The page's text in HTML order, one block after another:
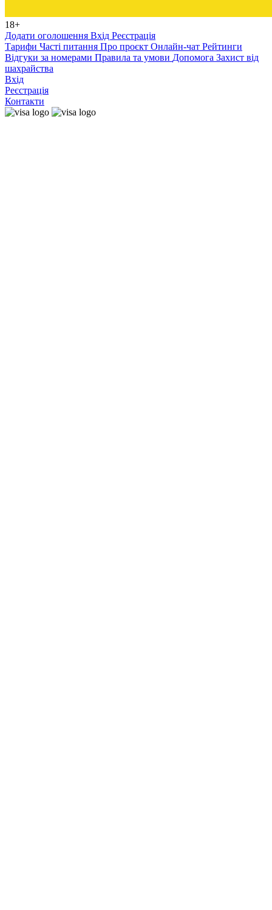
18+
Додати оголошення Вхід Реєстрація
Тарифи Часті питання Про проєкт Онлайн-чат Рейтинги
Відгуки за номерами Правила та умови Допомога Захист від
шахрайства
Вхід
Реєстрація
Контакти